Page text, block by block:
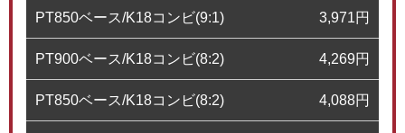
PT850ベース/K18コンビ(9:1) 3,971円
PT900ベース/K18コンビ(8:2) 4,269円
PT850ベース/K18コンビ(8:2) 4,088円